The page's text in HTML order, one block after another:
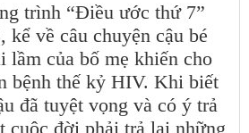
trình “Điều ước thứ 7”
về câu chuyện cậu bé
lầm của bố mẹ khiến cho
bệnh thế kỷ HIV. Khi biết
đã tuyệt vọng và có ý trả
cuộc đời phải trả lại những